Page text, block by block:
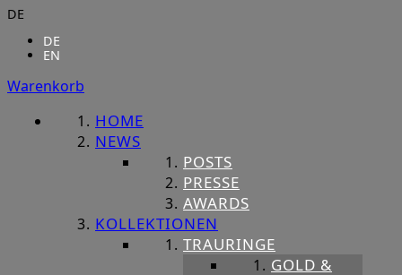
DE
DE
EN
Warenkorb
HOME
NEWS
POSTS
PRESSE
AWARDS
KOLLEKTIONEN
TRAURINGE
GOLD &